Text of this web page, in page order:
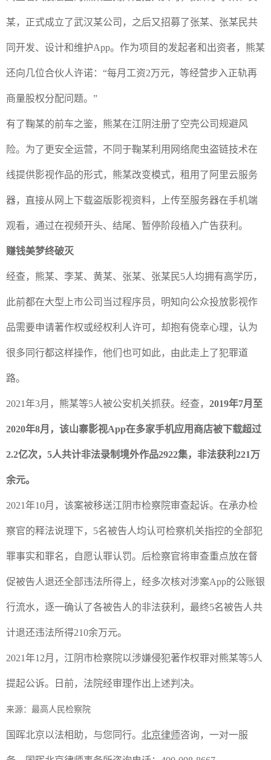
某，正式成立了武汉某公司，之后又招募了张某、张某民共
同开发、设计和维护App。作为项目的发起者和出资者，熊某
还向几位合伙人许诺： “每月工资2万元，等经营步入正轨再
商量股权分配问题。 ”
有了鞠某的前车之鉴，熊某在江阴注册了空壳公司规避风
险。为了更安全运营，不同于鞠某利用网络爬虫盗链技术在
线提供影视作品的形式，熊某改变模式，租用了阿里云服务
器，直接从网上下载盗版影视资料，上传至服务器在手机端
观看，通过在视频开头、结尾、暂停阶段植入广告获利。
赚钱美梦终破灭
经查，熊某、李某、黄某、张某、张某民5人均拥有高学历，
此前都在大型上市公司当过程序员，明知向公众投放影视作
品需要申请著作权或经权利人许可，却抱有侥幸心理，认为
很多同行都这样操作，他们也可如此，由此走上了犯罪道
路。
2021年3月，熊某等5人被公安机关抓获。经查， 2019年7月至
2020年8月，该山寨影视App在多家手机应用商店被下载超过
2.2亿次， 5人共计非法录制境外作品2922集，非法获利 221万
余元。
2021年10月，该案被移送江阴市检察院审查起诉。在承办检
察官的释法说理下， 5名被告人均认可检察机关指控的全部犯
罪事实和罪名，自愿认罪认罚。后检察官将审查重点放在督
促被告人退还全部违法所得上，经多次核对涉案App的公账银
行流水，逐一确认了各被告人的非法获利，最终5名被告人共
计退还违法所得210余万元。
2021年12月，江阴市检察院以涉嫌侵犯著作权罪对熊某等5人
提起公诉。日前，法院经审理作出上述判决。
来源：最高人民检察院
国晖北京以法相助，与您同行。 北京律师咨询，一对一服